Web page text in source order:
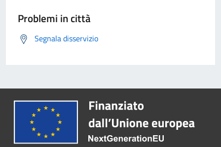
Problemi in città
Segnala disservizio